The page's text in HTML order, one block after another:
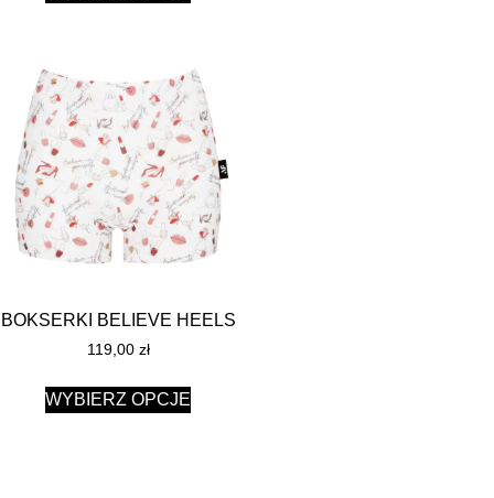
BOKSERKI BELIEVE HEELS
119,00 zł
WYBIERZ OPCJE